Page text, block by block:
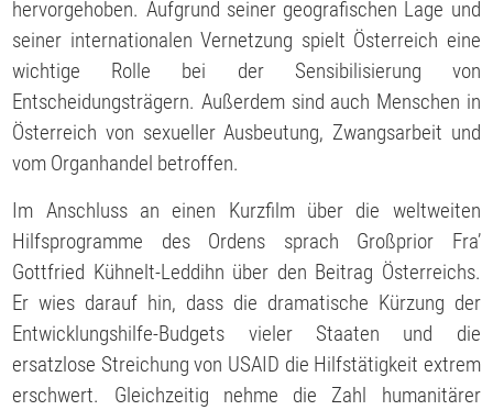
hervorgehoben. Aufgrund seiner geografischen Lage und
seiner internationalen Vernetzung spielt Österreich eine
wichtige Rolle bei der Sensibilisierung von
Entscheidungsträgern. Außerdem sind auch Menschen in
Österreich von sexueller Ausbeutung, Zwangsarbeit und
vom Organhandel betroffen.
Im Anschluss an einen Kurzfilm über die weltweiten
Hilfsprogramme des Ordens sprach Großprior Fra’
Gottfried Kühnelt-Leddihn über den Beitrag Österreichs.
Er wies darauf hin, dass die dramatische Kürzung der
Entwicklungshilfe-Budgets vieler Staaten und die
ersatzlose Streichung von USAID die Hilfstätigkeit extrem
erschwert. Gleichzeitig nehme die Zahl humanitärer